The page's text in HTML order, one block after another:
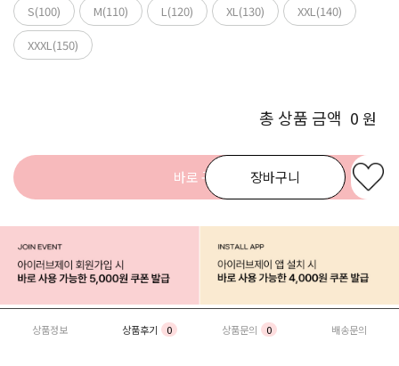
S(100)
M(110) L(120) XL(130)
XXL(140)
XXXL(150)
총 상품 금액 0 원
장바구니
바로 구매
상품정보 상품후기 0 상품문의 0 배송문의